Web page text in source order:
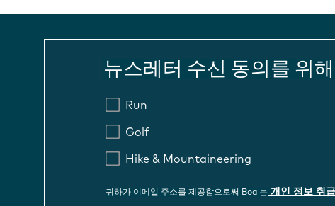
I
O
뉴스레터 수신 동의를 위
Run
Golf
Hike & Mountaineering
귀하가 이메일 주소를 제공함으로써 Boa 는 개인 정보 취